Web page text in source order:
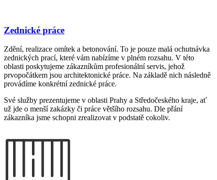
Zednické práce
Zdění, realizace omítek a betonování. To je pouze malá ochutnávka
zednických prací, které vám nabízíme v plném rozsahu. V této
oblasti poskytujeme zákazníkům profesionální servis, jehož
prvopočátkem jsou architektonické práce. Na základě nich následně
provádíme konkrétní zednické práce.
Své služby prezentujeme v oblasti Prahy a Středočeského kraje, ať
už jde o menší zakázky či práce většího rozsahu. Dle přání
zákazníka jsme schopni zrealizovat v podstatě cokoliv.